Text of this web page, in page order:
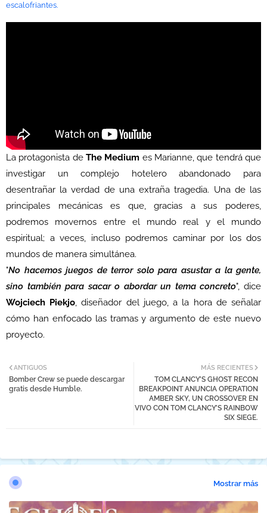
escalofriantes.
La protagonista de The Medium es Marianne, que tendrá que
investigar un complejo hotelero abandonado para
desentrañar la verdad de una extraña tragedia. Una de las
principales mecánicas es que, gracias a sus poderes,
podremos movernos entre el mundo real y el mundo
espiritual; a veces, incluso podremos caminar por los dos
mundos de manera simultánea.
"No hacemos juegos de terror solo para asustar a la gente,
sino también para sacar o abordar un tema concreto", dice
Wojciech Piekjo, diseñador del juego, a la hora de señalar
cómo han enfocado las tramas y argumento de este nuevo
proyecto.
MÁS RECIENTES
TOM CLANCY’S GHOST RECON
BREAKPOINT ANUNCIA OPERATION
AMBER SKY, UN CROSSOVER EN
VIVO CON TOM CLANCY’S RAINBOW
SIX SIEGE.
ANTIGUOS
Bomber Crew se puede descargar
gratis desde Humble.
Mostrar más